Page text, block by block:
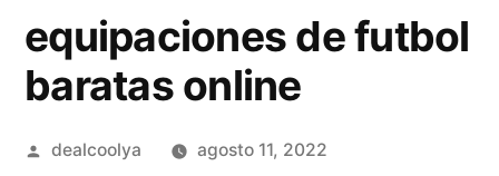
equipaciones de futbol
baratas online
Publicado
dealcoolya agosto 11, 2022